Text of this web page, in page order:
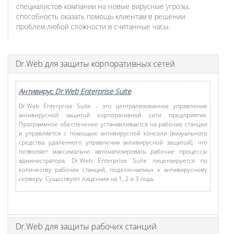
специалистов компании на новые вирусные угрозы,
способность оказать помощь клиентам в решении
проблем любой сложности в считанные часы.
Dr.Web для защиты корпоративных сетей
Антивирус Dr.Web Enterprise Suite
Dr.Web Enterprise Suite – это централизованное управление
антивирусной защитой корпоративной сети предприятия.
Программное обеспечение устанавливается на рабочие станции
и управляется с помощью антивирусной консоли (визуального
средства удаленного управления антивирусной защитой), что
позволяет максимально автоматизировать рабочие процессы
администратора. Dr.Web Enterprise Suite лицензируется по
количеству рабочих станций, подключаемых к антивирусному
серверу. Существуют лицензии на 1, 2 и 3 года.
Dr.Web для защиты рабочих станций